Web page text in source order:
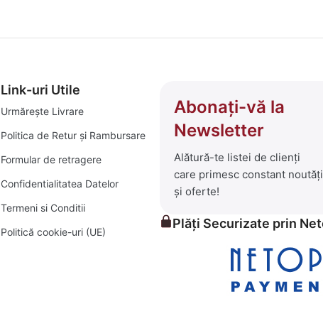
Link-uri Utile
Urmărește Livrare
Politica de Retur și Rambursare
Formular de retragere
Confidentialitatea Datelor
Termeni si Conditii
Politică cookie-uri (UE)
Abonați-vă la
Newsletter
Alătură-te listei de clienți
care primesc constant noutăți
și oferte!
Plăți Securizate prin